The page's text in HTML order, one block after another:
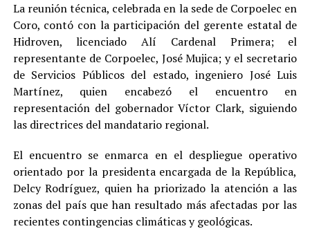
La reunión técnica, celebrada en la sede de Corpoelec en
Coro, contó con la participación del gerente estatal de
Hidroven, licenciado Alí Cardenal Primera; el
representante de Corpoelec, José Mujica; y el secretario
de Servicios Públicos del estado, ingeniero José Luis
Martínez, quien encabezó el encuentro en
representación del gobernador Víctor Clark, siguiendo
las directrices del mandatario regional.
El encuentro se enmarca en el despliegue operativo
orientado por la presidenta encargada de la República,
Delcy Rodríguez, quien ha priorizado la atención a las
zonas del país que han resultado más afectadas por las
recientes contingencias climáticas y geológicas.